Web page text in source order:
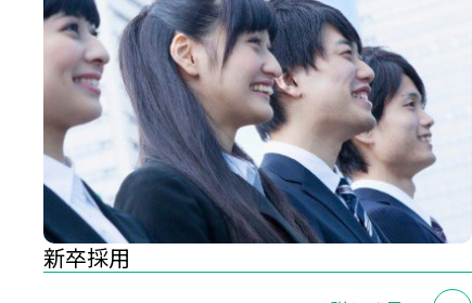
新卒採用